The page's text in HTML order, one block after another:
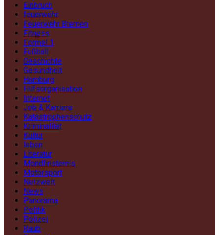
Einbruch
feuerwehr
Feuerwehr Bremen
Fitness
Formel 1
Fußball
Geschichte
Gesundheit
Hamburg
Hilfsorganisation
Internet
Job & Karriere
Katastrophenschutz
Kriminalität
Kultur
leben
Literatur
Mondfinsternis
Motorsport
Netzwelt
News
Panorama
Politik
Polizei
Raub